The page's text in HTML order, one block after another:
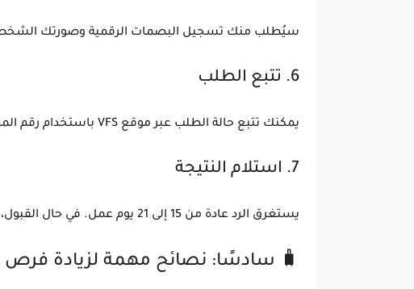
سيُطلب منك تسجيل البصمات الرقمية وصورتك
6. تتبع الطلب
يمكنك تتبع حالة الطلب عبر موقع VFS باستخدام رقم المرجع المقدم لك.
7. استلام النتيجة
يستغرق الرد عادة من 15 إلى 21 يوم عمل . في حال
🧳 سادسًا: نصائح مهمة لزيادة فرص